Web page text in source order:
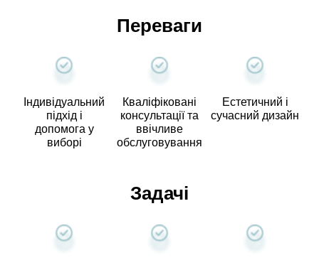
Переваги
Індивідуальний
підхід і
допомога у
виборі
Кваліфіковані
консультації та
ввічливе
обслуговування
Естетичний і
сучасний дизайн
Задачі